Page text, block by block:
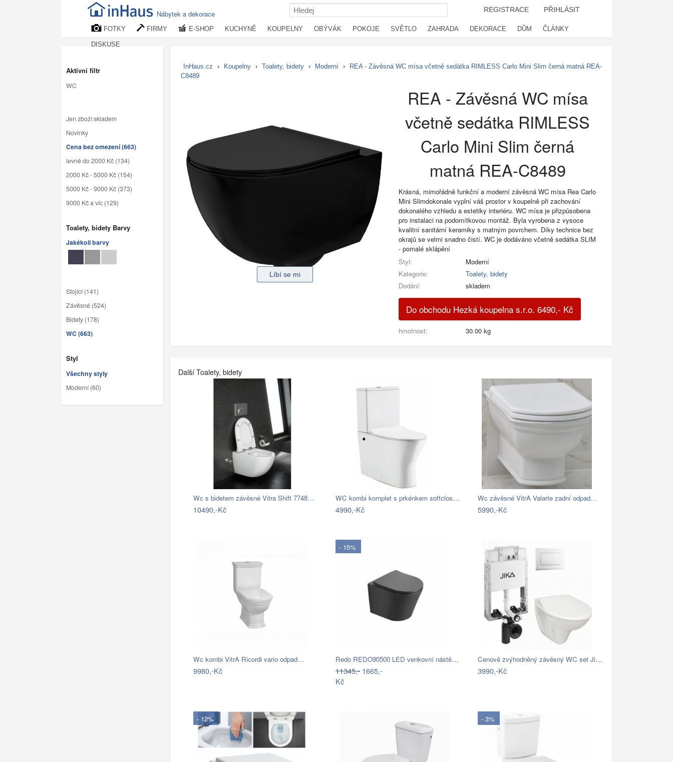
Nábytek a dekorace REGISTRACE PŘIHLÁSIT
FOTKY FIRMY E-SHOP KUCHYNĚ KOUPELNY OBÝVÁK POKOJE SVĚTLO ZAHRADA DEKORACE DŮM ČLÁNKY
DISKUSE
Aktivní filtr
WC
Jen zboží skladem
Novinky
Cena bez omezení (663)
levné do 2000 Kč (134)
2000 Kč - 5000 Kč (154)
5000 Kč - 9000 Kč (373)
9000 Kč a víc (129)
Toalety, bidety Barvy
Jakékoli barvy
Stojící (141)
Závěsné (524)
Bidety (178)
WC (663)
Styl
Všechny styly
Moderní (60)
InHaus.cz › Koupelny › Toalety, bidety › Moderní ›
REA - Závěsná WC mísa včetně sedátka RIMLESS Carlo Mini Slim černá matná REA-
C8489
REA - Závěsná WC mísa
včetně sedátka RIMLESS
Carlo Mini Slim černá
matná REA-C8489
Krásná, mimořádně funkční a moderní závěsná WC mísa Rea Carlo
Mini Slimdokonale vyplní váš prostor v koupelně při zachování
dokonalého vzhledu a estetiky interiéru. WC mísa je přizpůsobena
pro instalaci na podomítkovou montáž. Byla vyrobena z vysoce
kvalitní sanitární keramiky s matným povrchem. Díky technice bez
okrajů se velmi snadno čistí. WC je dodáváno včetně sedátka SLIM
- pomalé sklápění
Styl:
Moderní
Kategorie:
Toalety, bidety
Dodání:
skladem
Do obchodu Hezká koupelna s.r.o. 6490,- Kč
hmotnost: 30.00 kg
Další Toalety, bidety
Wc s bidetem závěsné Vitra Shift 7748…
10490,-Kč
WC kombi komplet s prkénkem softclose…
4990,-Kč
Wc závěsné VitrA Valarte zadní odpad…
5990,-Kč
Wc kombi VitrA Ricordi vario odpad…
9980,-Kč
- 15%
Redo REDO90500 LED venkovní nástěnné…
11345,- 1665,-
Kč
Cenově zvýhodněný závěsný WC set Jika k…
3990,-Kč
- 12% - 3%